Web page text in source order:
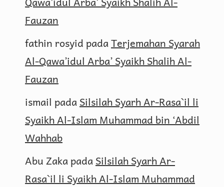
Fauzan
fathin rosyid padaTerjemahan Syarah
Al-Qawa’idul Arba’ Syaikh Shalih Al-
Fauzan
ismail padaSilsilah Syarh Ar-Rasa`il li
Syaikh Al-Islam Muhammad bin ‘Abdil
Wahhab
Abu ZakapadaSilsilah Syarh Ar-
Rasa`il li Syaikh Al-Islam Muhammad